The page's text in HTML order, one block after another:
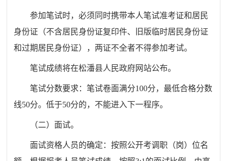
参加笔试时，必须同时携带本人笔试准考证和居民
身份证（不含居民身份证复印件、旧版临时居民身份证
和过期居民身份证），两证不全者不得参加考试。
笔试成绩将在松潘县人民政府网站公布。
笔试分数要求：笔试卷面满分100分，最低合格分数
线50分。低于50分的，不能进入下一程序。
（二）面试。
面试资格人员的确定：按照公开考调职（岗）位名